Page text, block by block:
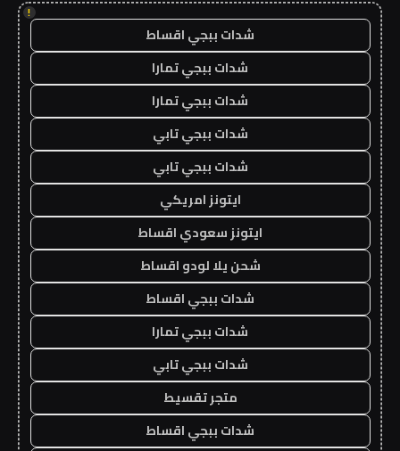
!
شدات ببجي اقساط
شدات ببجي تمارا
شدات ببجي تمارا
شدات ببجي تابي
شدات ببجي تابي
ايتونز امريكي
ايتونز سعودي اقساط
شحن يلا لودو اقساط
شدات ببجي اقساط
شدات ببجي تمارا
شدات ببجي تابي
متجر تقسيط
شدات ببجي اقساط